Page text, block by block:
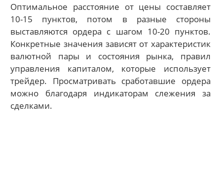
Оптимальное расстояние от цены составляет
10-15 пунктов, потом в разные стороны
выставляются ордера с шагом 10-20 пунктов.
Конкретные значения зависят от характеристик
валютной пары и состояния рынка, правил
управления капиталом, которые использует
трейдер. Просматривать сработавшие ордера
можно благодаря индикаторам слежения за
сделками.